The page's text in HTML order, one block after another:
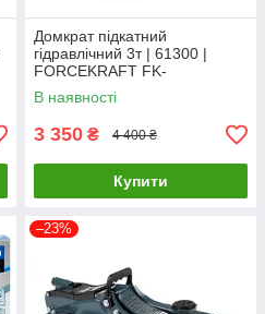
Домкрат підкатний
гідравлічний 3т | 61300 |
FORCEKRAFT FK-
T820010LLuxPrice
В наявності
3 350 ₴ 4 400 ₴
Купити
–23%